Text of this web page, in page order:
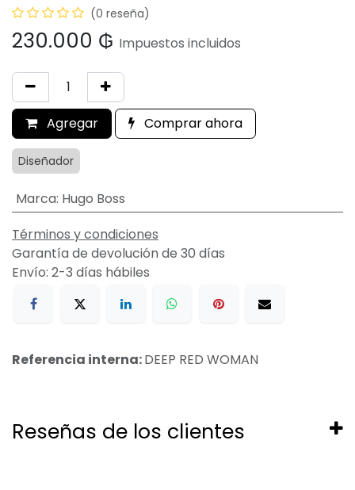
(0 reseña)
230.000 ₲ Impuestos incluidos
Agregar Comprar ahora
Diseñador
Marca: Hugo Boss
Términos y condiciones
Garantía de devolución de 30 días
Envío: 2-3 días hábiles
Referencia interna:DEEP RED WOMAN
Reseñas de los clientes